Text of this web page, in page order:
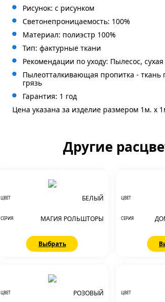
Рисунок: с рисунком
Светонепроницаемость: 100%
Материал: полиэстр 100%
Тип: фактурные ткани
Рекомендации по уходу: Пылесос, сухая
Пылеотталкивающая пропитка -
грязь
Гарантия: 1 год
Цена указана за изделие размером 1м. x
Другие
ЦВЕТ БЕЛЫЙ
СЕРИЯ МАГИЯ РОЛЬШТОРЫ
Выбрать
ЦВЕТ
СЕРИЯ
ЦВЕТ РОЗОВЫЙ ЦВЕТ